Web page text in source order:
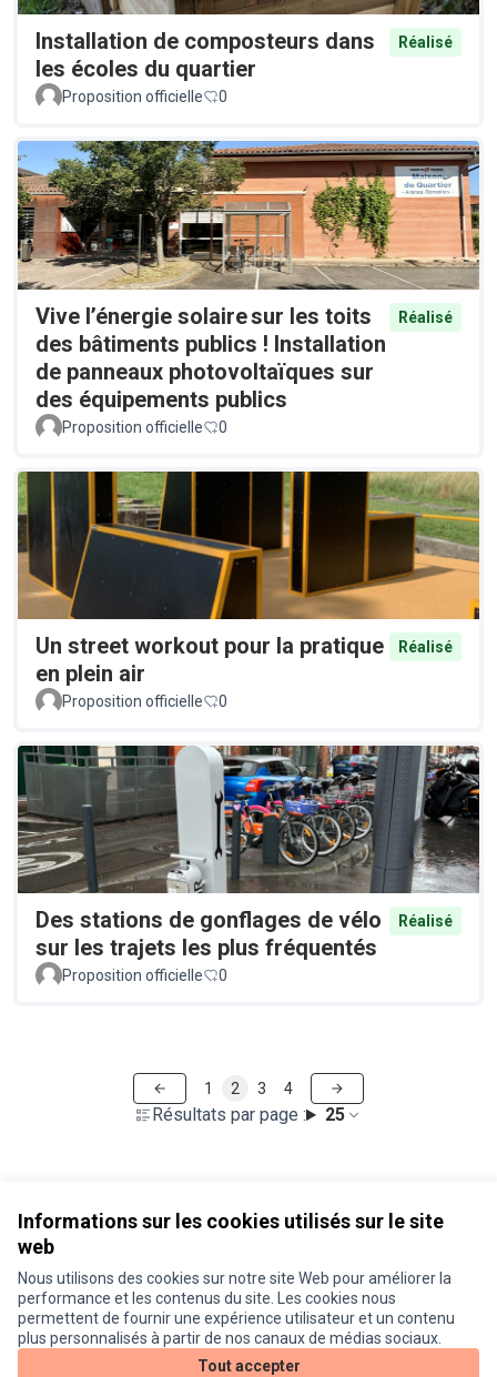
Informations sur les cookies utilisés sur le site
web
Nous utilisons des cookies sur notre site Web pour améliorer la
performance et les contenus du site. Les cookies nous
permettent de fournir une expérience utilisateur et un contenu
plus personnalisés à partir de nos canaux de médias sociaux.
Tout accepter
Installation de composteurs dans
les écoles du quartier
Réalisé
Proposition officielle 0
Vive l’énergie solaire sur les toits
des bâtiments publics ! Installation
de panneaux photovoltaïques sur
des équipements publics
Réalisé
Proposition officielle 0
Un street workout pour la pratique
en plein air
Réalisé
Proposition officielle 0
Des stations de gonflages de vélo
sur les trajets les plus fréquentés
Réalisé
Proposition officielle 0
Résultats par page : 25
1 2 3 4
Conditions d'utilisation
Paramètres des cookies
Je participe ! sur X
(Lien externe)
Je participe ! sur Facebook
Je participe ! sur Instagram